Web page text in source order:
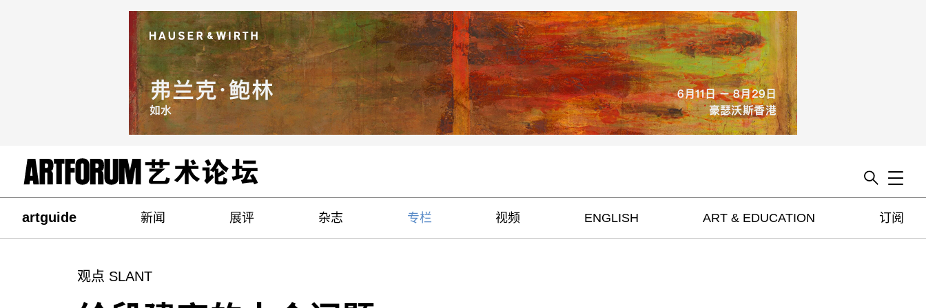
Toggle
artguide 新闻 展评 杂志 专栏 视频 ENGLISH ART & EDUCATION 订阅
观点 SLANT